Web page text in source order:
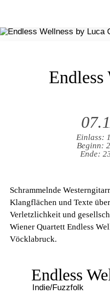
Endless
Einlass:
Beginn:
Ende:
Schrammelnde
Klangflächen und Texte
Verletzlichkeit und
Wiener Quartett Endless
Vöcklabruck.
Endless
Indie/Fuzzfolk